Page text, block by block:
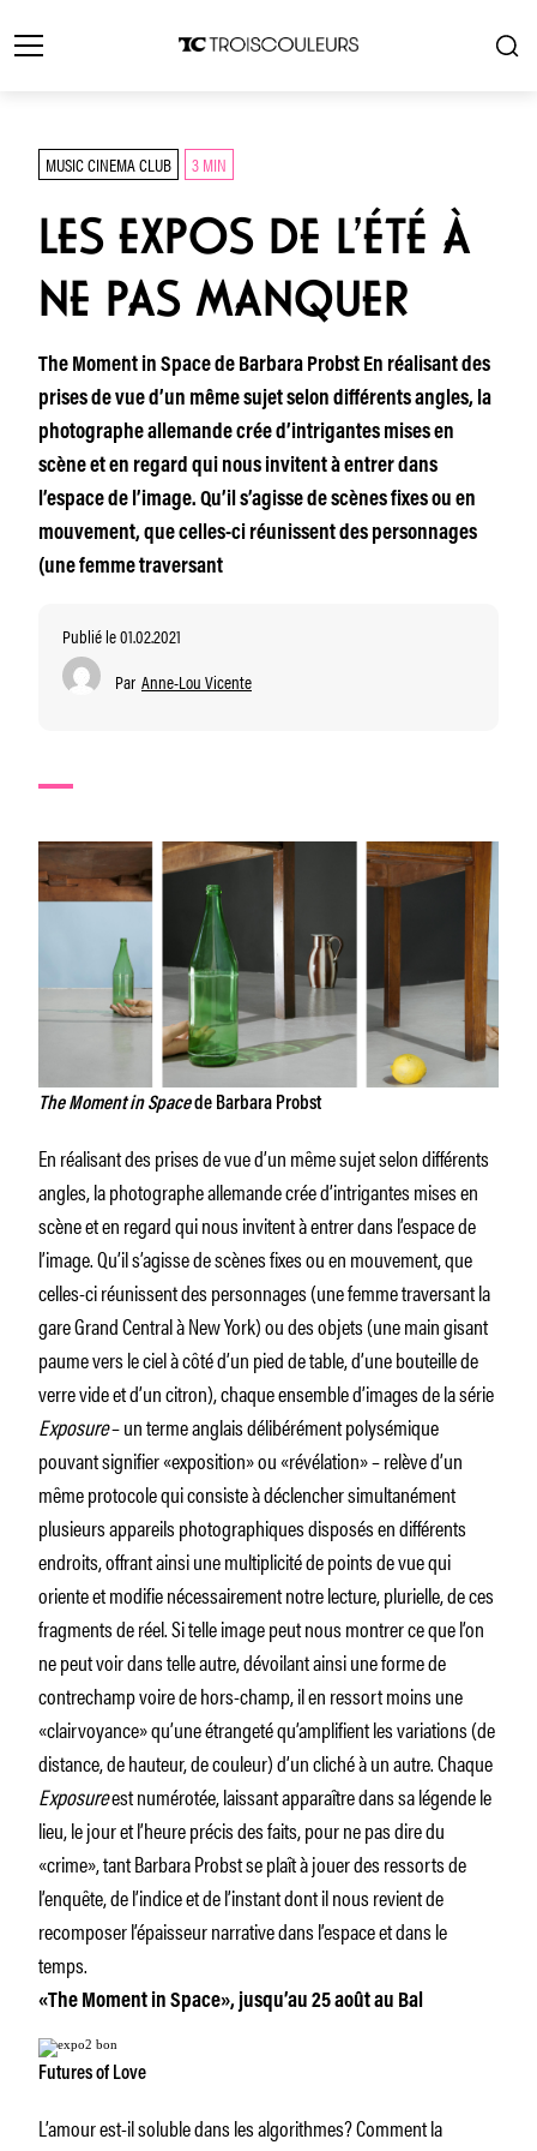
MUSIC CINEMA CLUB 3 MIN
LES EXPOS DE L’ÉTÉ À
NE PAS MANQUER
The Moment in Space de Barbara Probst En réalisant des
prises de vue d’un même sujet selon différents angles, la
photographe allemande crée d’intrigantes mises en
scène et en regard qui nous invitent à entrer dans
l’espace de l’image. Qu’il s’agisse de scènes fixes ou en
mouvement, que celles-ci réunissent des personnages
(une femme traversant
Publié le 01.02.2021
Par Anne-Lou Vicente
The Moment in Spacede Barbara Probst
En réalisant des prises de vue d’un même sujet selon différents
angles, la photographe allemande crée d’intrigantes mises en
scène et en regard qui nous invitent à entrer dans l’espace de
l’image. Qu’il s’agisse de scènes fixes ou en mouvement, que
celles-ci réunissent des personnages (une femme traversant la
gare Grand Central à New York) ou des objets (une main gisant
paume vers le ciel à côté d’un pied de table, d’une bouteille de
verre vide et d’un citron), chaque ensemble d’images de la série
Exposure– un terme anglais délibérément polysémique
pouvant signifier «exposition» ou «révélation» – relève d’un
même protocole qui consiste à déclencher simultanément
plusieurs appareils photographiques disposés en différents
endroits, offrant ainsi une multiplicité de points de vue qui
oriente et modifie nécessairement notre lecture, plurielle, de ces
fragments de réel. Si telle image peut nous montrer ce que l’on
ne peut voir dans telle autre, dévoilant ainsi une forme de
contrechamp voire de hors-champ, il en ressort moins une
«clairvoyance» qu’une étrangeté qu’amplifient les variations (de
distance, de hauteur, de couleur) d’un cliché à un autre. Chaque
Exposureest numérotée, laissant apparaître dans sa légende le
lieu, le jour et l’heure précis des faits, pour ne pas dire du
«crime», tant Barbara Probst se plaît à jouer des ressorts de
l’enquête, de l’indice et de l’instant dont il nous revient de
recomposer l’épaisseur narrative dans l’espace et dans le
temps.
«The Moment in Space», jusqu’au 25 août au Bal
Futures of Love
L’amour est-il soluble dans les algorithmes? Comment la